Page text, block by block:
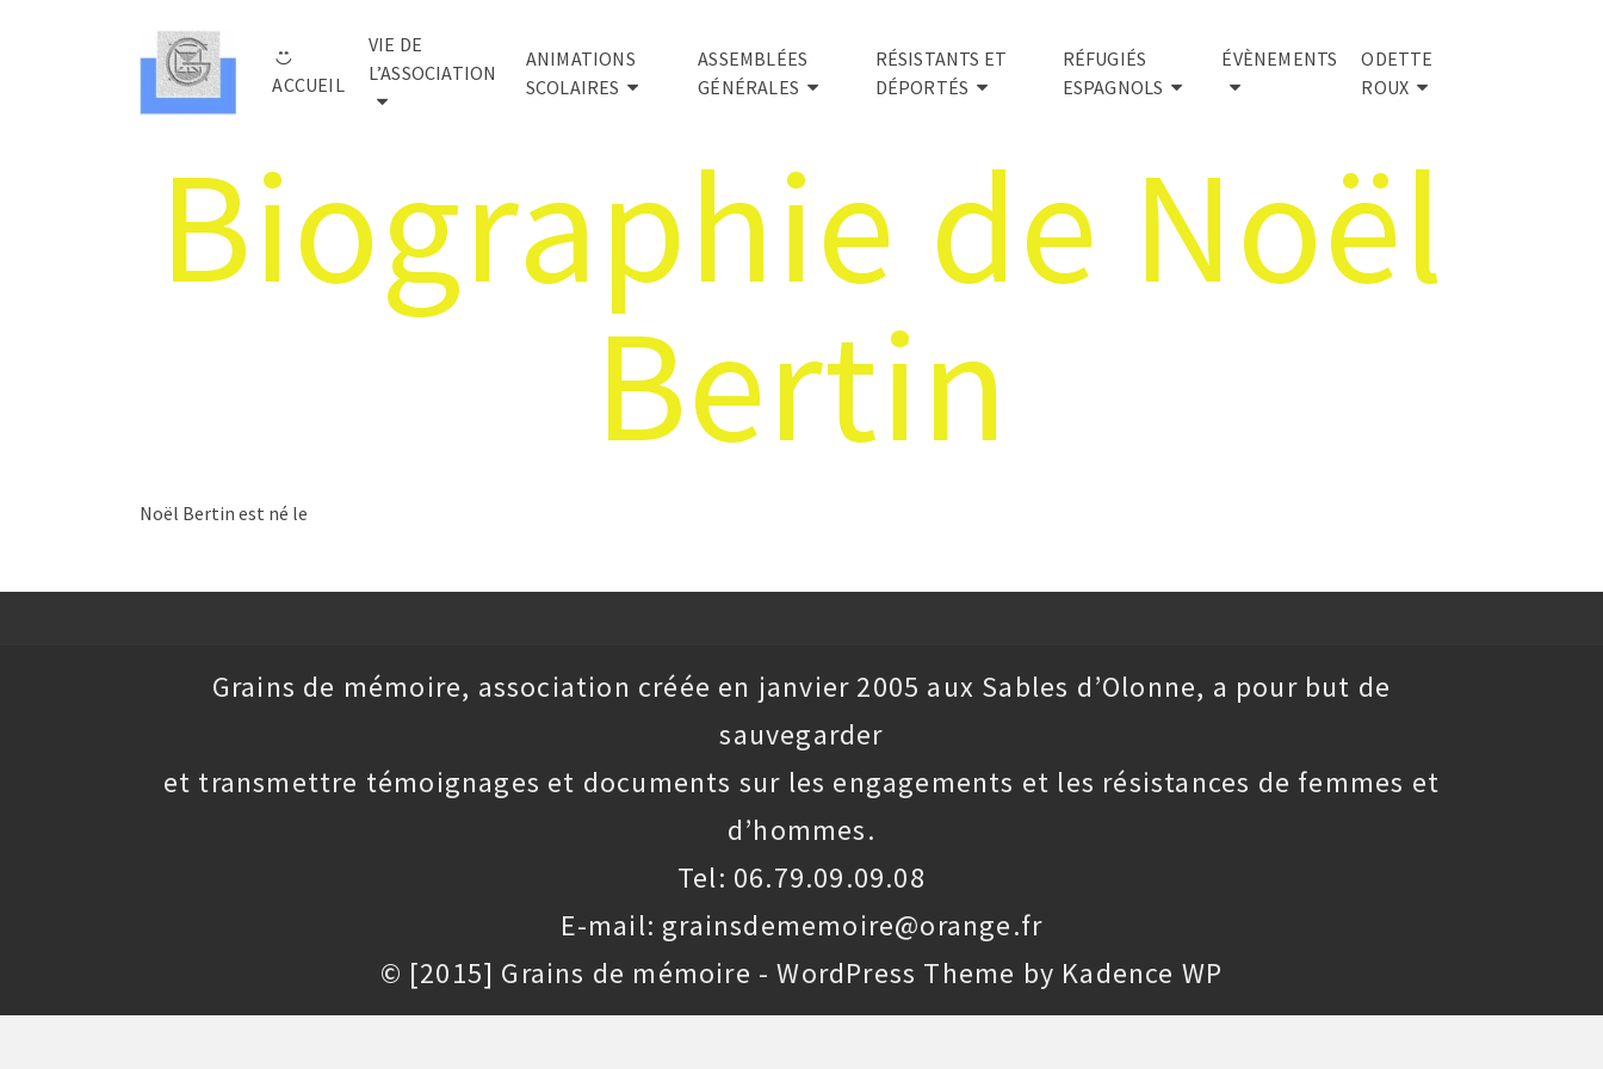
ACCUEIL
VIE DE
L’ASSOCIATION
ANIMATIONS
SCOLAIRES
ASSEMBLÉES
GÉNÉRALES
RÉSISTANTS ET
DÉPORTÉS
RÉFUGIÉS
ESPAGNOLS
ÉVÈNEMENTS
ODETTE
ROUX
Biographie de Noël
Bertin
Noël Bertin est né le
Grains de mémoire, association créée en janvier 2005 aux Sables d’Olonne, a pour but de
sauvegarder
et transmettre témoignages et documents sur les engagements et les résistances de femmes et
d’hommes.
Tel: 06.79.09.09.08
E-mail: grainsdememoire@orange.fr
© [2015] Grains de mémoire - WordPress Theme by Kadence WP